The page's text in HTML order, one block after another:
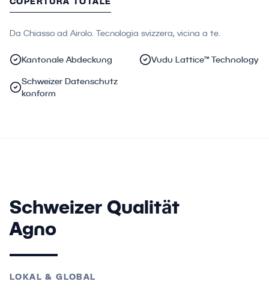
Da Chiasso ad Airolo. Tecnologia svizzera, vicina a te.
Kantonale Abdeckung Vudu Lattice™ Technology
Schweizer Datenschutz
konform
Schweizer Qualität
Agno
LOKAL & GLOBAL